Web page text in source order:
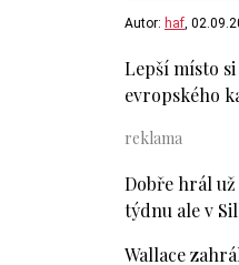
Autor: haf,
Lepší místo
evropského
Dobře hrál
týdnu ale v
Wallace